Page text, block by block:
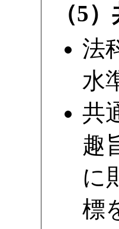
（5
法
水
共
趣
に
標